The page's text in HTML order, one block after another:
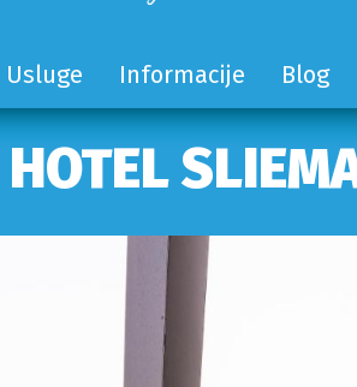
Usluge Informacije Blog